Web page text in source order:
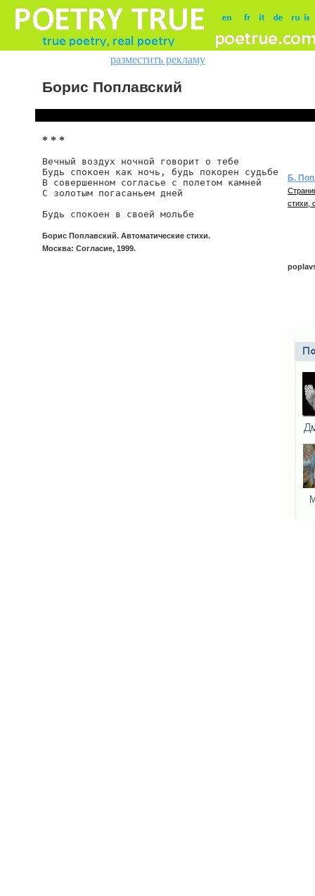
разместить рекламу
Борис Поплавский
* * *
Вечный воздух ночной говорит о тебе
Будь спокоен как ночь, будь покорен судьбе
В совершенном согласье с полетом камней
С золотым погасаньем дней
Будь спокоен в своей мольбе
Борис Поплавский. Автоматические стихи.
Москва: Согласие, 1999.
Б.
стихи,